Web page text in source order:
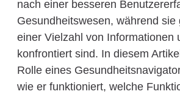
nach einer besseren
Gesundheitswesen, während sie
einer Vielzahl von Informationen
konfrontiert sind. In diesem
Rolle eines
wie er funktioniert, welche